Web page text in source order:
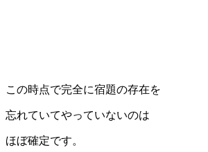
この時点で完全に宿題の存在を
忘れていてやっていないのは
ほぼ確定です。